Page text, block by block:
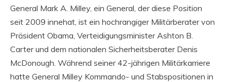
General Mark A. Milley, ein General, der diese Position
seit 2009 innehat, ist ein hochrangiger Militärberater von
Präsident Obama, Verteidigungsminister Ashton B.
Carter und dem nationalen Sicherheitsberater Denis
McDonough. Während seiner 42-jährigen Militärkarriere
hatte General Milley Kommando- und Stabspositionen in